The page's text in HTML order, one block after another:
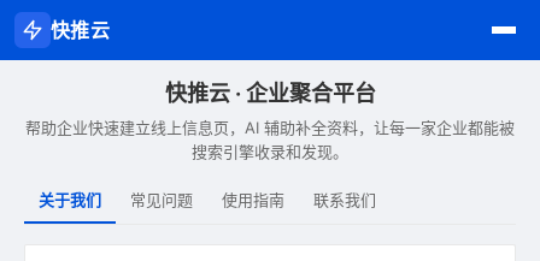
快推云
快推云 · 企业聚合平台
帮助企业快速建立线上信息页，AI 辅助补全资料，让每一家企业都能被
搜索引擎收录和发现。
关于我们 常见问题 使用指南 联系我们